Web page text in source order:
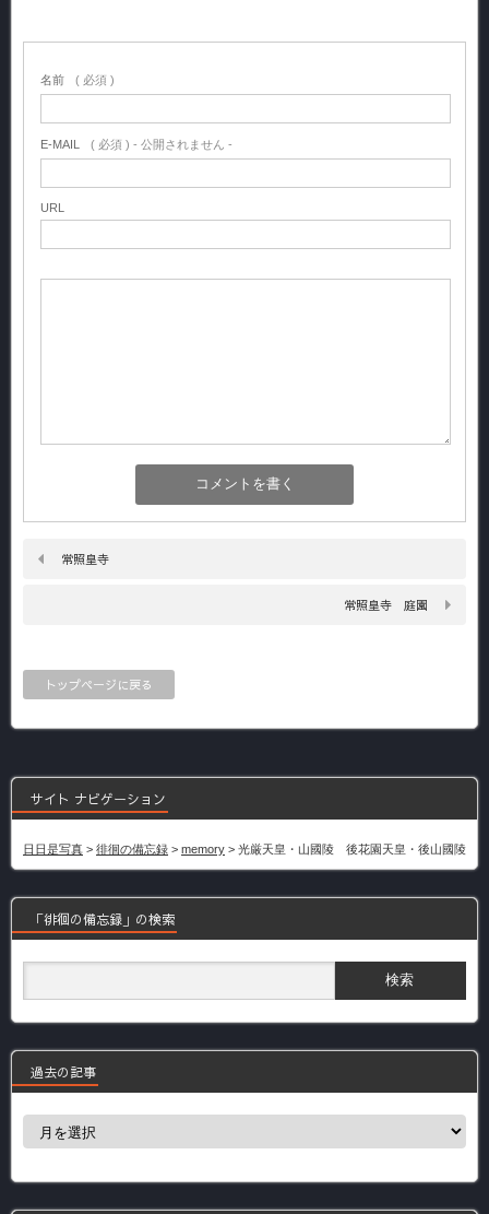
名前 ( 必須 )
E-MAIL ( 必須 ) - 公開されません -
URL
常照皇寺
常照皇寺 庭園
トップページに戻る
サイト ナビゲーション
日日是写真 > 徘徊の備忘録 > memory > 光厳天皇・山國陵 後花園天皇・後山國陵
「徘徊の備忘録」の検索
過去の記事
過
事